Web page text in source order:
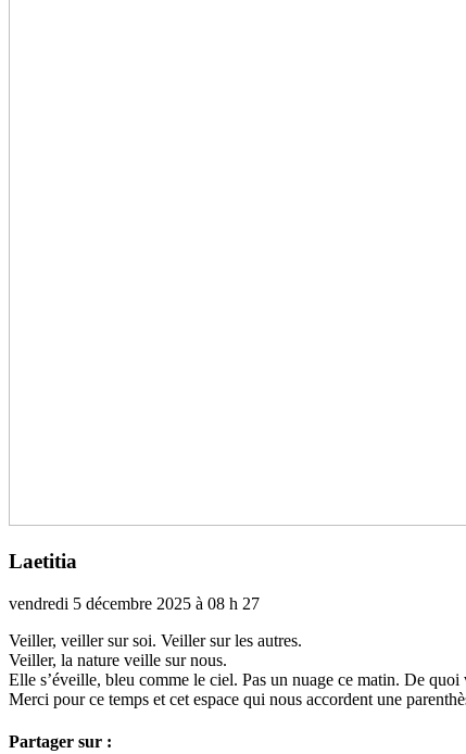
Laetitia
vendredi 5 décembre 2025 à 08 h 27
Veiller, veiller sur soi. Veiller sur les autres.
Veiller, la nature veille sur nous.
Elle s’éveille, bleu comme le ciel. Pas un nuage ce matin. De
Merci pour ce temps et cet espace qui nous accor­dent une
Partager sur :